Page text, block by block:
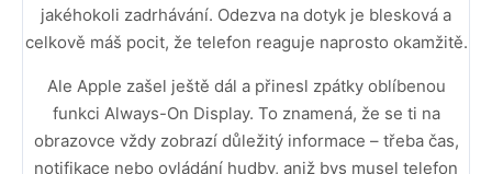
jakéhokoli zadrhávání. Odezva na dotyk je blesková a
celkově máš pocit, že telefon reaguje naprosto okamžitě.
Ale Apple zašel ještě dál a přinesl zpátky oblíbenou
funkci Always-On Display. To znamená, že se ti na
obrazovce vždy zobrazí důležitý informace – třeba čas,
notifikace nebo ovládání hudby, aniž bys musel telefon